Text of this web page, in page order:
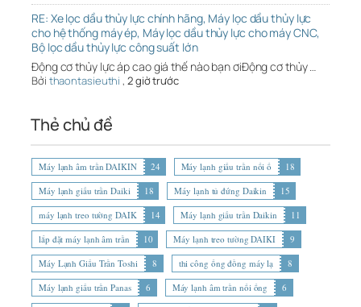
RE: Xe lọc dầu thủy lực chính hãng, Máy lọc dầu thủy lực
cho hệ thống máy ép, Máy lọc dầu thủy lực cho máy CNC,
Bộ lọc dầu thủy lực công suất lớn
Động cơ thủy lực áp cao giá thế nào bạn ơiĐộng cơ thủy …
Bởi thaontasieuthi , 2 giờ trước
Thẻ chủ đề
Máy lạnh âm trần DAIKIN 24 Máy lạnh giấu trần nối ố
18
Máy lạnh giấu trần Daiki
18 Máy lạnh tủ đứng Daikin
15
máy lạnh treo tường DAIK
14 Máy lạnh giấu trần Daikin
11
lắp đặt máy lạnh âm trần
10 Máy lạnh treo tường DAIKI
9
Máy Lạnh Giấu Trần Toshi
8 thi công ống đồng máy lạ
8
Máy lạnh giấu trần Panas
6 Máy lạnh âm trần nối ống
6